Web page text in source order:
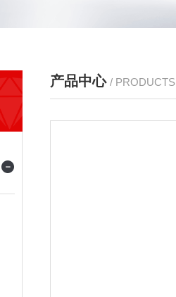
产品中心 / PRODUCTS